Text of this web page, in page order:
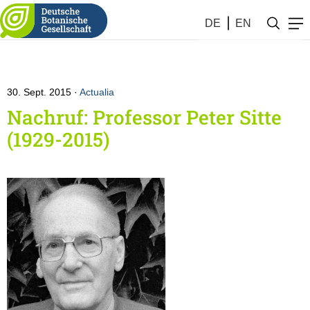
DE EN
30. Sept. 2015 Actualia
Nachruf: Professor Peter Sitte
(1929-2015)